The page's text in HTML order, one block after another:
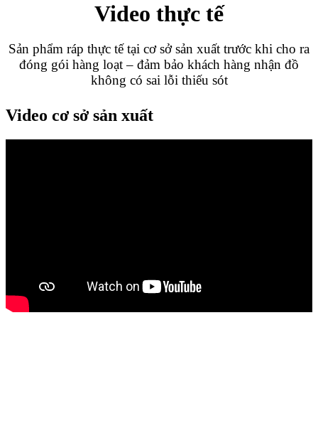
Video thực tế
Sản phẩm ráp thực tế tại cơ sở sản xuất trước khi cho ra
đóng gói hàng loạt – đảm bảo khách hàng nhận đồ
không có sai lỗi thiếu sót
Video cơ sở sản xuất